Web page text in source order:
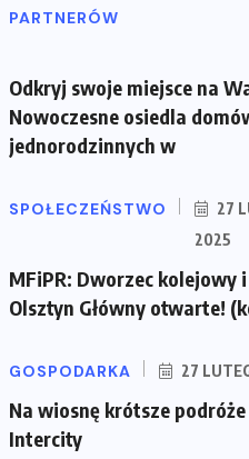
PARTNERÓW
Odkryj swoje miejsce na
Nowoczesne osiedla
jednorodzinnych w
SPOŁECZEŃSTWO
27
2025
MFiPR: Dworzec kolejowy
Olsztyn Główny otwarte!
GOSPODARKA 27
Na wiosnę krótsze podróże
Intercity